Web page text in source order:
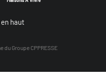
haut
du Groupe CPPRESSE